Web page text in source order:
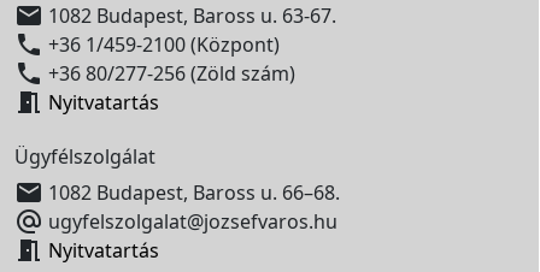
 1082 Budapest, Baross u. 63-67.
 +36 1/459-2100 (Központ)
 +36 80/277-256 (Zöld szám)
 Nyitvatartás
Ügyfélszolgálat
 1082 Budapest, Baross u. 66–68.
 ugyfelszolgalat@jozsefvaros.hu
 Nyitvatartás